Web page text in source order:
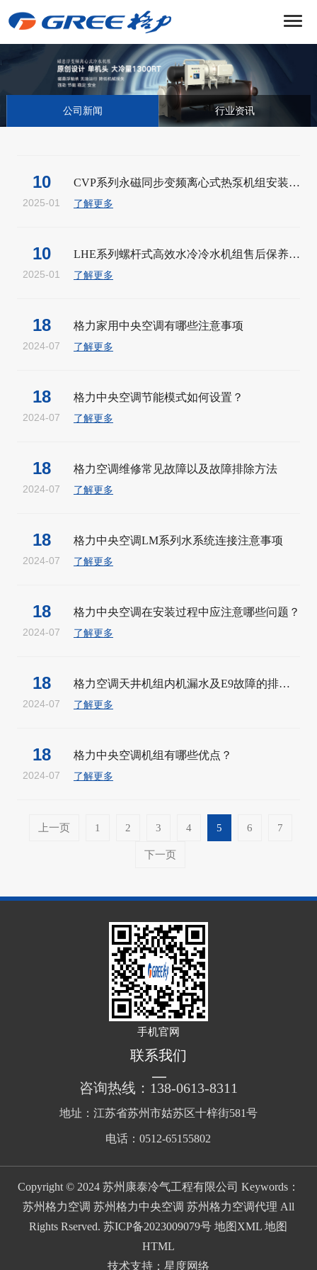
公司新闻 行业资讯
10
2025-01
CVP系列永磁同步变频离心式热泵机组安装注...
了解更多
10
2025-01
LHE系列螺杆式高效水冷冷水机组售后保养注...
了解更多
18
2024-07
格力家用中央空调有哪些注意事项
了解更多
18
2024-07
格力中央空调节能模式如何设置？
了解更多
18
2024-07
格力空调维修常见故障以及故障排除方法
了解更多
18
2024-07
格力中央空调LM系列水系统连接注意事项
了解更多
18
2024-07
格力中央空调在安装过程中应注意哪些问题？
了解更多
18
2024-07
格力空调天井机组内机漏水及E9故障的排查指...
了解更多
18
2024-07
格力中央空调机组有哪些优点？
了解更多
上一页 1 2 3 4 5 6 7
下一页
手机官网
联系我们
咨询热线：138-0613-8311
地址：江苏省苏州市姑苏区十梓街581号
电话：0512-65155802
Copyright © 2024 苏州康泰冷气工程有限公司 Keywords：
苏州格力空调 苏州格力中央空调 苏州格力空调代理 All
Rights Rserved.苏ICP备2023009079号 地图XML 地图
HTML
技术支持： 星度网络